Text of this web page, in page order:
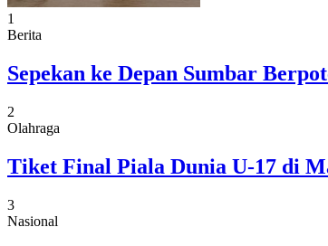
1
Berita
Sepekan ke Depan Sumbar
2
Olahraga
Tiket Final Piala Dunia U-17 di
3
Nasional